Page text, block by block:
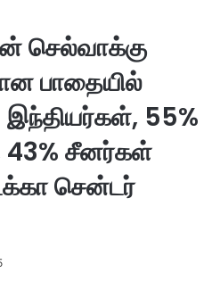
செல்வாக்கு
பாதையில்
55%
43% சீனர்கள்
சென்டர்